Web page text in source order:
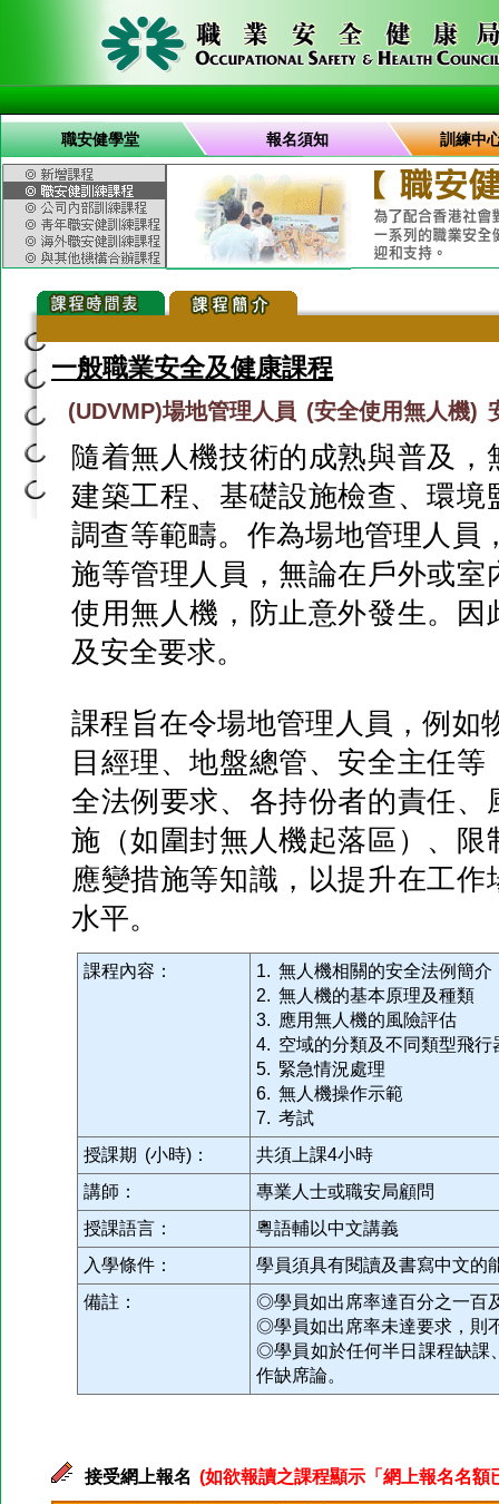
職安健學堂 報名須知 訓練中
一般職業安全及健康課程
(UDVMP)場地管理人員 (安全使用無人機)
隨着無人機技術的成熟與普及
建築工程、基礎設施檢查、環境
調查等範疇。作為場地管理人員
施等管理人員，無論在戶外或室
使用無人機，防止意外發生。因
及安全要求。
課程旨在令場地管理人員，例如
目經理、地盤總管、安全主任
全法例要求、各持份者的責任、
施（如圍封無人機起落區）、限
應變措施等知識，以提升在工
水平。
課程內容：
1. 無人機相關的安全法例簡介
2. 無人機的基本原理及種類
3. 應用無人機的風險評估
4. 空域的分類及不同類型飛
5. 緊急情況處理
6. 無人機操作示範
7. 考試
授課期 (小時)：
共須上課4小時
講師：
專業人士或職安局顧問
授課語言：
粵語輔以中文講義
入學條件：
學員須具有閱讀及書寫中文的
備註：
◎學員如出席率達百分之一百
◎學員如出席率未達要求，則
◎學員如於任何半日課程缺課
作缺席論。
接受網上報名 (如欲報讀之課程顯示「網上報名名